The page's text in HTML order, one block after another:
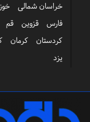
خراسان شمالی
فارس
قزوین قم
کردستان
کرمان
یزد